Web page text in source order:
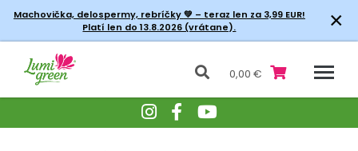
Machovička, delospermy, rebríčky💚 – teraz len za 3,99 EUR!
Platí len do 13.8.2026 (vrátane).
×
0,00 €